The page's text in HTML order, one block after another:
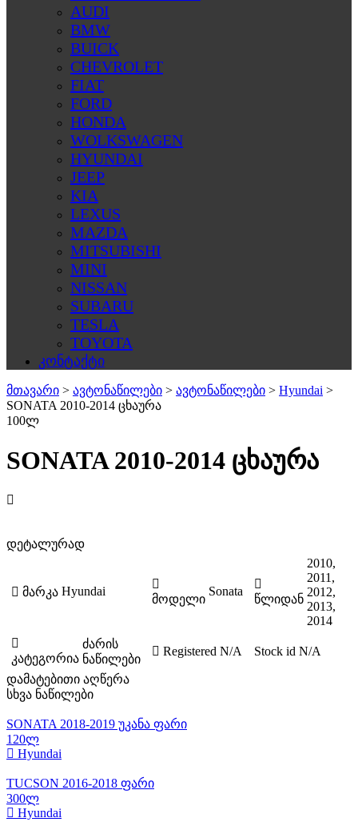
AUDI
BMW
BUICK
CHEVROLET
FIAT
FORD
HONDA
WOLKSWAGEN
HYUNDAI
JEEP
KIA
LEXUS
MAZDA
MITSUBISHI
MINI
NISSAN
SUBARU
TESLA
TOYOTA
კონტაქტი
მთავარი > ავტონაწილები > ავტონაწილები > Hyundai >
SONATA 2010-2014 ცხაურა
100ლ
SONATA 2010-2014 ცხაურა
დეტალურად
მარკა Hyundai
მოდელი
Sonata
წლიდან
2010,
2011,
2012,
2013,
2014
კატეგორია
ძარის
ნაწილები
Registered N/A Stock id N/A
დამატებითი აღწერა
სხვა ნაწილები
SONATA 2018-2019 უკანა ფარი
120ლ
Hyundai
TUCSON 2016-2018 ფარი
300ლ
Hyundai